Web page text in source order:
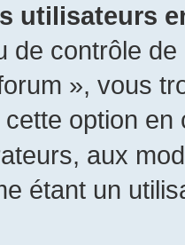
utilisateurs
de contrôle
», vous
cette option
aux
étant un